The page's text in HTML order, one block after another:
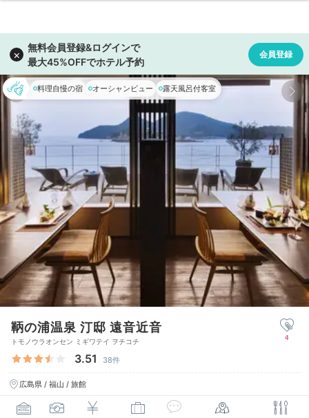
料理自慢の宿 オーシャンビュー 露天風呂付客室
鞆の浦温泉 汀邸 遠音近音
トモノウラオンセン ミギワテイ ヲチコチ
3.51 38件
広島県 / 福山 / 旅館
4